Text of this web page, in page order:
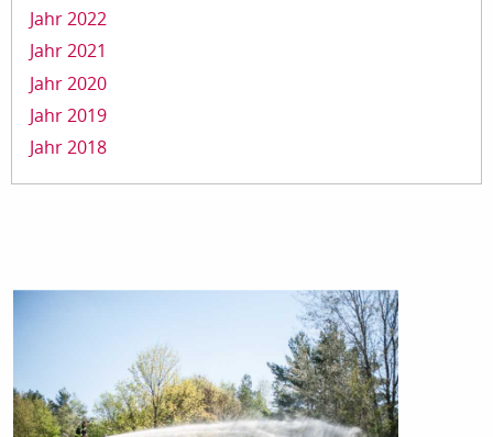
Jahr 2022
Jahr 2021
Jahr 2020
Jahr 2019
Jahr 2018